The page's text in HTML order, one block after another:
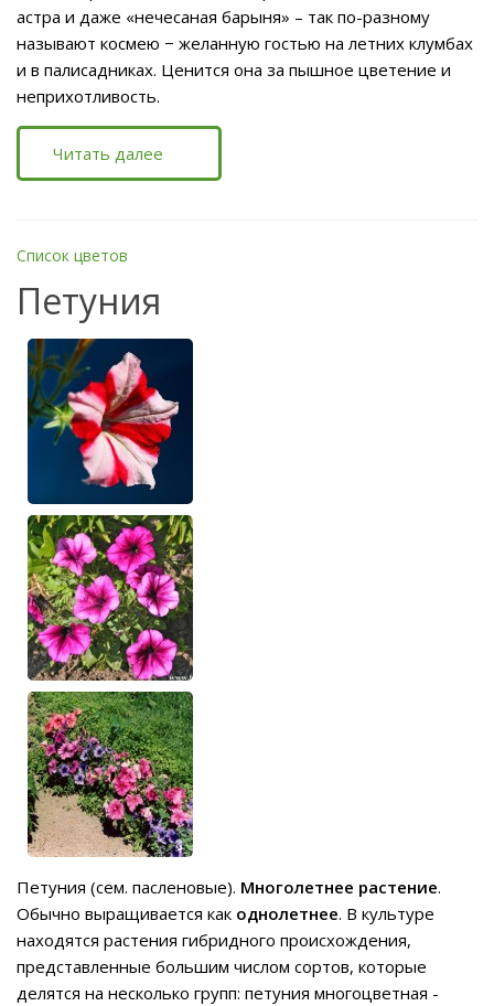
астра и даже «нечесаная барыня» – так по-разному
называют космею − желанную гостью на летних клумбах
и в палисадниках. Ценится она за пышное цветение и
неприхотливость.
Читать далее
Список цветов
Петуния
Петуния (сем. пасленовые). Многолетнее растение.
Обычно выращивается как однолетнее. В культуре
находятся растения гибридного происхождения,
представленные большим числом сортов, которые
делятся на несколько групп: петуния многоцветная -